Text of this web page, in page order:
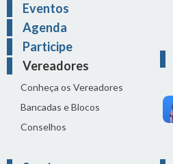
Eventos
Agenda
Participe
Vereadores
Conheça os Vereadores
Bancadas e Blocos
Conselhos